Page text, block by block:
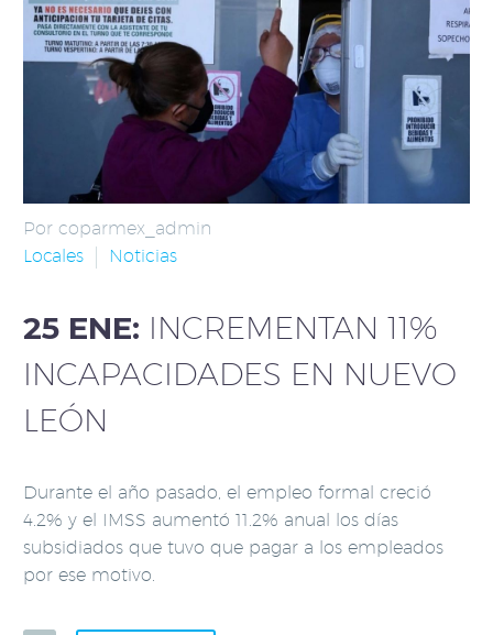
Por coparmex_admin
Locales
Noticias
25 ENE: INCREMENTAN 11%
INCAPACIDADES EN NUEVO
LEÓN
Durante el año pasado, el empleo formal creció
4.2% y el IMSS aumentó 11.2% anual los días
subsidiados que tuvo que pagar a los empleados
por ese motivo.